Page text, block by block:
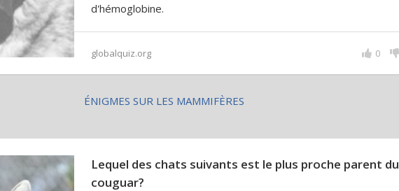
d'hémoglobine.
globalquiz.org 0
ÉNIGMES SUR LES MAMMIFÈRES
Lequel des chats suivants est le plus proche parent du
couguar?